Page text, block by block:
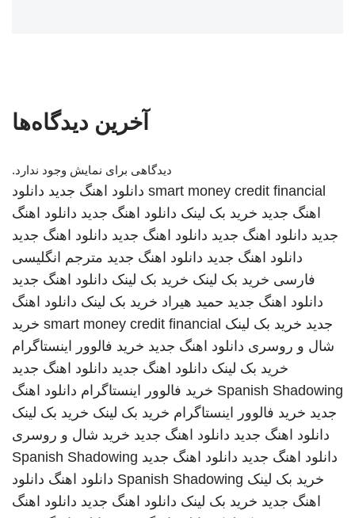
آخرین دیدگاه‌ها
دیدگاهی برای نمایش وجود ندارد.
smart money credit financial دانلود اهنگ جدید دانلود
اهنگ جدید خرید بک لینک دانلود اهنگ جدید دانلود اهنگ
جدید دانلود اهنگ جدید دانلود اهنگ جدید دانلود اهنگ جدید
دانلود اهنگ جدید دانلود اهنگ جدید مترجم انگلیسی
فارسی خرید بک لینک خرید بک لینک دانلود اهنگ جدید
دانلود اهنگ جدید حمید هیراد خرید بک لینک دانلود اهنگ
جدید خرید بک لینک smart money credit financial خرید
شال و روسری دانلود اهنگ جدید خرید فالوور اینستاگرام
خرید بک لینک دانلود اهنگ جدید دانلود اهنگ جدید
Spanish Shadowing خرید فالوور اینستاگرام دانلود اهنگ
جدید خرید فالوور اینستاگرام خرید بک لینک خرید بک لینک
دانلود اهنگ جدید دانلود اهنگ جدید خرید شال و روسری
دانلود اهنگ جدید دانلود اهنگ جدید Spanish Shadowing
خرید بک لینک Spanish Shadowing دانلود اهنگ دانلود
اهنگ جدید خرید بک لینک دانلود اهنگ جدید دانلود اهنگ